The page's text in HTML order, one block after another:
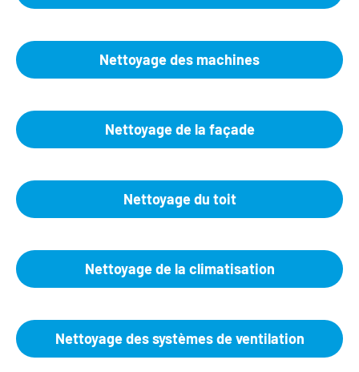
Nettoyage des machines
Nettoyage de la façade
Nettoyage du toit
Nettoyage de la climatisation
Nettoyage des systèmes de ventilation